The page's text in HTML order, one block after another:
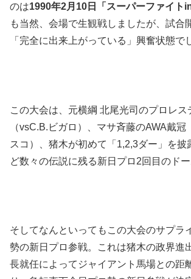
のは1990年2月10日「スーパーファイト
も当然、会場で生観戦しましたが、試合
「完全に出来上がっている」興奮状態で
この大会は、元横綱 北尾光司のプロレス
（vsC.B.ビガロ）、マサ斉藤のAWA戴冠
スコ）、猪木が初めて「1,2,3ダー」を披
ど数々の伝説に残る新日プロ2回目のドー
そしてなんといってもこの大会のサプラ
勢の新日プロ参戦。これは猪木の政界進
長就任によってジャイアント馬場との距